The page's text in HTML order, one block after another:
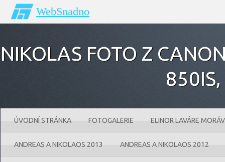
WebSnadno
NIKOLAS FOTO Z
ÚVODNÍ STRÁNKA FOTOGALERIE ELINOR LAVÁRE
ANDREAS A NIKOLAOS 2013 ANDREAS A NIKOLAOS 2012